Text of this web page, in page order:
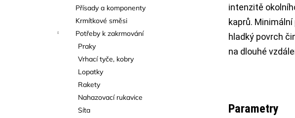
Přísady a komponenty
Krmítkové směsi
Potřeby k zakrmování
Praky
Vrhací tyče, kobry
Lopatky
Rakety
Nahazovací rukavice
Síta
intenzitě
kaprů.
hladký povrch
na dlouhé
Parametry